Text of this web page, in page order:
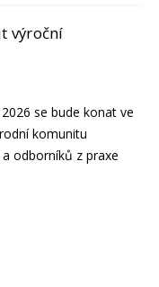
výroční
se bude konat ve
komunitu
odborníků z praxe